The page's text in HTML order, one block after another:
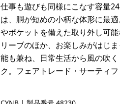
仕事も遊びも同様にこなす容量
は、胴が短めの小柄な体形に最
やポケットを備えた取り外し可
リーブのほか、お楽しみがはじ
能も兼ね、日常生活から風の吹
ク。フェアトレード・サーティ